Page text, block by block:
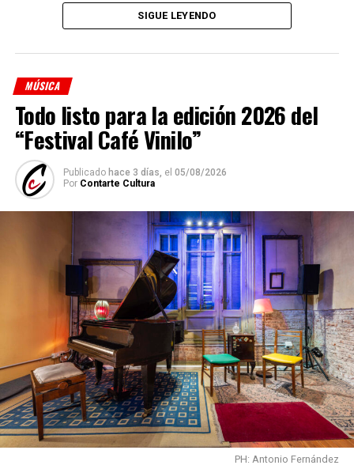
Denise Sciammarella(investigación y voz)
Geraldina Carnicina
Mariana Atamas
(violín)
Fuente: Medioshábiles Comunicación
Comparte esto:
SIGUE LEYENDO
MÚSICA
Todo listo para la edición 2026 del
“Festival Café Vinilo”
Publicado hace 3 días, el 05/08/2026
Por Contarte Cultura
PH: Antonio Fernández